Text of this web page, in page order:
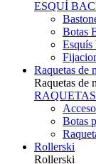
ESQUÍ
Botas
Esquís
Raquetas de
Raquetas de
Botas
Rollerski
Rollerski